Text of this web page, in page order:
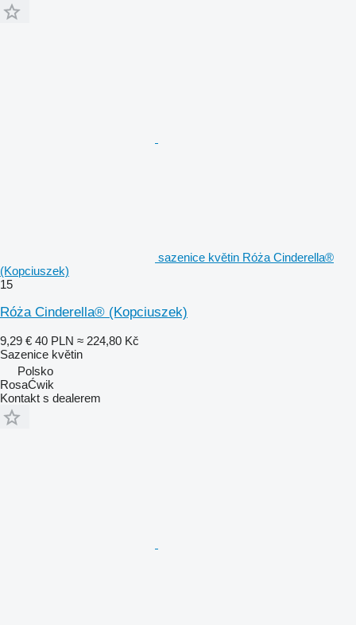
sazenice květin Róża Cinderella®
(Kopciuszek)
15
Róża Cinderella® (Kopciuszek)
9,29 € 40 PLN ≈ 224,80 Kč
Sazenice květin
Polsko
RosaĆwik
Kontakt s dealerem